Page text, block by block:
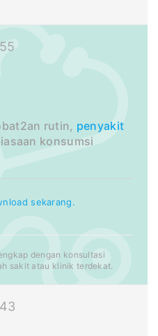
rutin, penyakit
konsumsi
sekarang.
dengan konsultasi
sakit atau klinik terdekat.